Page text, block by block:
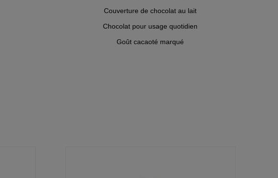
Couverture de chocolat au lait
Chocolat pour usage quotidien
Goût cacaoté marqué